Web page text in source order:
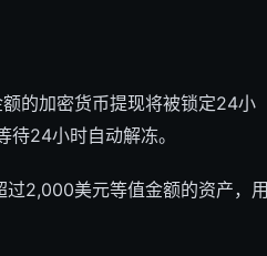
的加密货币提现将被锁定24小
24小时自动解冻。
2,000美元等值金额的资产，用